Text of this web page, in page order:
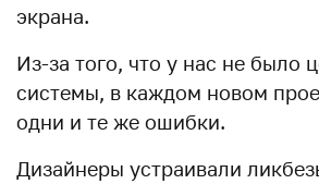
экрана.
Из-за того, что у нас не было
системы, в каждом новом
одни и те же ошибки.
Дизайнеры устраивали